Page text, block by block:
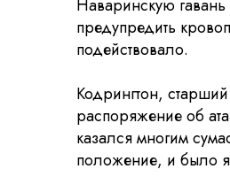
Наваринскую гавань
предупредить
подействовало.
Кодрингтон,
распоряжение об
казался многим
положение, и было